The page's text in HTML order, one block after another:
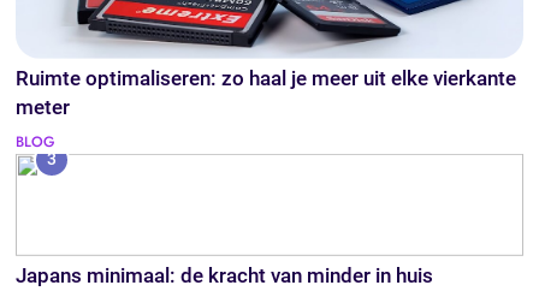
Ruimte optimaliseren: zo haal je meer uit elke vierkante
meter
BLOG
3
Japans minimaal: de kracht van minder in huis